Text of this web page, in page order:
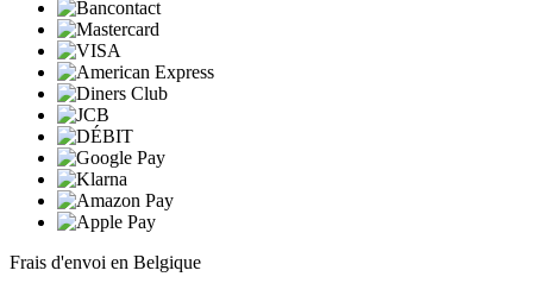
Frais d'envoi en Belgique